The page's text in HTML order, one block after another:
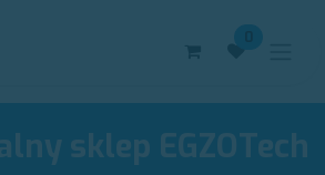
sklep EGZOTech